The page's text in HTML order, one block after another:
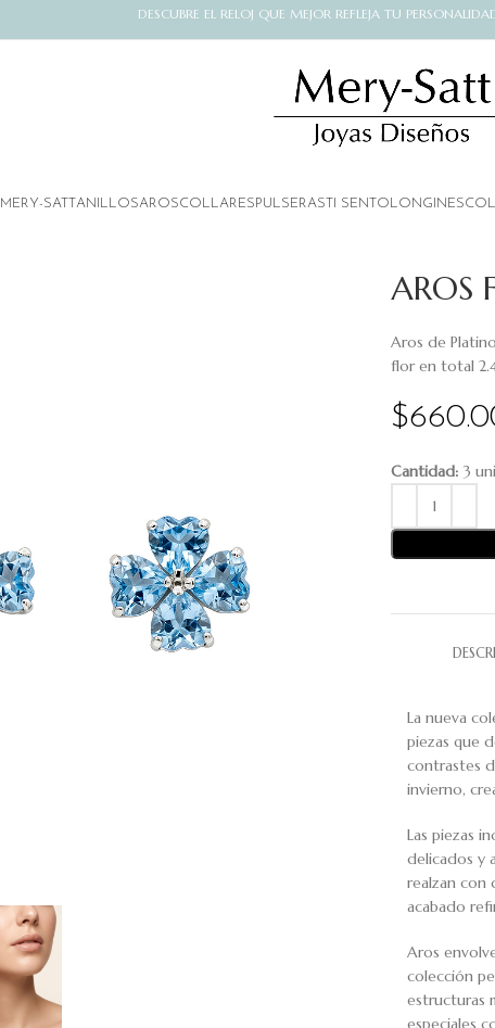
DESCUBRE EL RELOJ QUE MEJOR REFLEJA TU
MERY-SATTANILLOSAROSCOLLARES PULSERASTI SENTO LONGINES
AROS
$
Aros de
flor en total
Cantidad: 3
La nueva
piezas que
contrastes
invierno,
Las piezas
delicados y
realzan con
acabado
Aros
colección
estructuras
especiales